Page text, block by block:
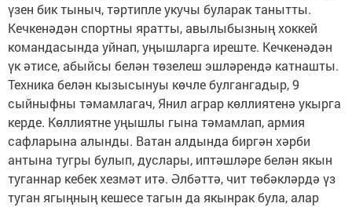
үзен бик тыныч, тәртипле укучы буларак танытты.
Кечкенәдән спортны яратты, авылыбызның хоккей
командасында уйнап, уңышларга иреште. Кечкенәдән
үк әтисе, абыйсы белән төзелеш эшләрендә катнашты.
Техника белән кызысынуы көчле булгангадыр, 9
сыйныфны тәмамлагач, Янил аграр көллиятенә укырга
керде. Көллиятне уңышлы гына тәмамлап, армия
сафларына алынды. Ватан алдында биргән хәрби
антына тугры булып, дуслары, иптәшләре белән якын
туганнар кебек хезмәт итә. Әлбәттә, чит төбәкләрдә үз
туган ягыңның кешесе тагын да якынрак була, алар